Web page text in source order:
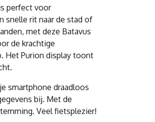
perfect voor
snelle rit naar de stad of
met deze Batavus
de krachtige
Het Purion display toont
smartphone draadloos
bij. Met de
Veel fietsplezier!